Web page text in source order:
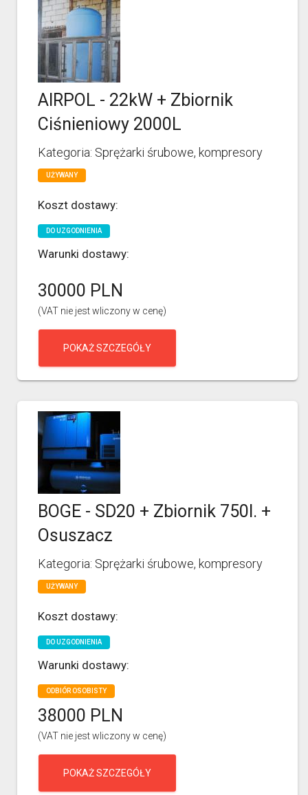
AIRPOL - 22kW + Zbiornik
Ciśnieniowy 2000L
Kategoria: Sprężarki śrubowe, kompresory
UŻYWANY
Koszt dostawy:
DO UZGODNIENIA
Warunki dostawy:
30000 PLN
(VAT nie jest wliczony w cenę)
POKAŻ SZCZEGÓŁY
BOGE - SD20 + Zbiornik 750l. +
Osuszacz
Kategoria: Sprężarki śrubowe, kompresory
UŻYWANY
Koszt dostawy:
DO UZGODNIENIA
Warunki dostawy:
ODBIÓR OSOBISTY
38000 PLN
(VAT nie jest wliczony w cenę)
POKAŻ SZCZEGÓŁY